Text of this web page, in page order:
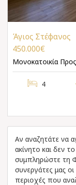
Άγιος Στέφανος
450.000€
Μονοκατοικία
4
Αν αναζητάτε να
ακίνητο και δεν
συμπληρώστε τη
συνεργάτες μας
περιοχές που